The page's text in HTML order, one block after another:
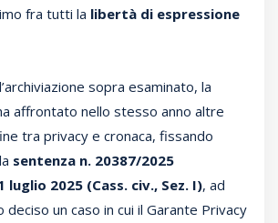
fra tutti la libertà di espressione
sopra esaminato, la
affrontato nello stesso anno altre
tra privacy e cronaca, fissando
sentenza n. 20387/2025
2025 (Cass. civ., Sez. I), ad
un caso in cui il Garante Privacy